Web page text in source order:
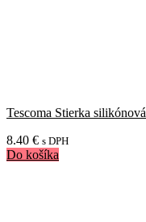
Tescoma Stierka silikónová
8.40 € s DPH
Do košíka